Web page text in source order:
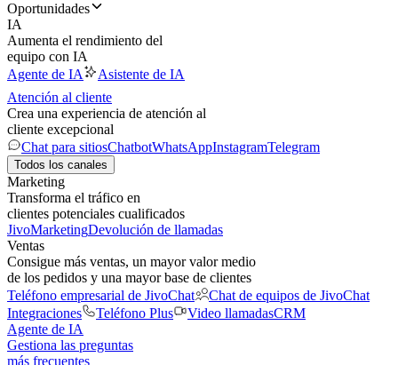
Oportunidades
IA
Aumenta el rendimiento del
equipo con IA
Agente de IA
Asistente de IA
Atención al cliente
Crea una experiencia de atención al
cliente excepcional
Chat para sitiosChatbotWhatsAppInstagramTelegram
Todos los canales
Marketing
Transforma el tráfico en
clientes potenciales cualificados
JivoMarketingDevolución de llamadas
Ventas
Consigue más ventas, un mayor valor medio
de los pedidos y una mayor base de clientes
Teléfono empresarial de JivoChat
Chat de equipos de JivoChat
Integraciones
Teléfono Plus Video llamadasCRM
Agente de IA
Gestiona las preguntas
más frecuentes